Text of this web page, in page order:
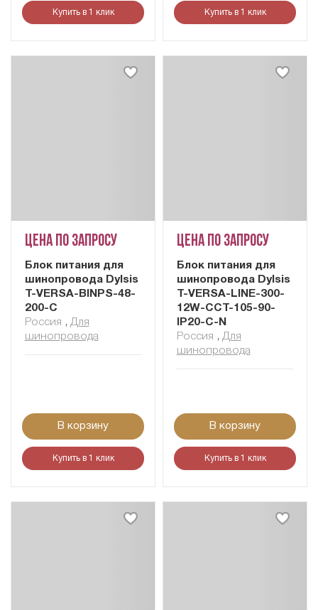
Купить в 1 клик Купить в 1 клик
Цена по запросу
Блок питания для
шинопровода Dylsis
T-VERSA-BINPS-48-
200-С
Россия , Для
шинопровода
В корзину
Купить в 1 клик
Цена по запросу
Блок питания для
шинопровода Dylsis
T-VERSA-LINE-300-
12W-CCT-105-90-
IP20-C-N
Россия , Для
шинопровода
В корзину
Купить в 1 клик